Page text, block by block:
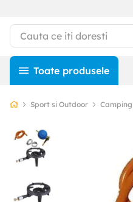
Sport si Outdoor Camping